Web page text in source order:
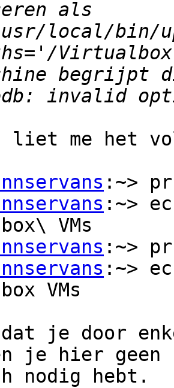
local/bin/
liet me het
:~>
:~>
VMs
je door
je hier geen
nodig hebt.